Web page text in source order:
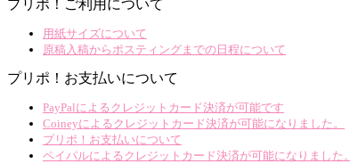
プリポ！ご利用について
用紙サイズについて
原稿入稿からポスティングまでの日程について
プリポ！お支払いについて
PayPalによるクレジットカード決済が可能です
Coineyによるクレジットカード決済が可能になりました。
プリポ！お支払いについて
ペイパルによるクレジットカード決済が可能になりました。